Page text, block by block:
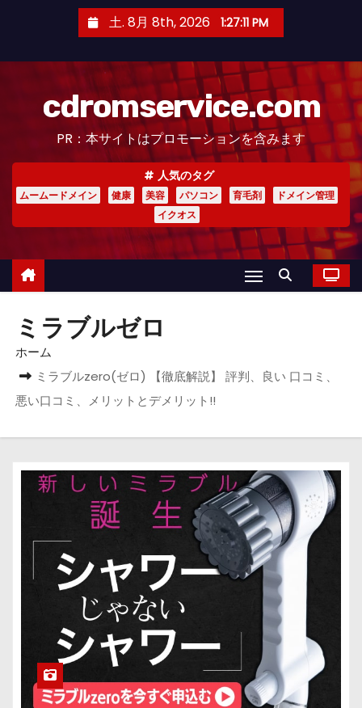
土. 8月 8th, 2026 1:27:12 PM
cdromservice.com
PR：本サイトはプロモーションを含みます
人気のタグ
ムームードメイン 健康 美容 パソコン 育毛剤
ドメイン管理
イクオス
ミラブルゼロ
ホーム
ミラブルzero(ゼロ) 【徹底解説】 評判、良い 口コミ、
悪い口コミ、メリットとデメリット!!